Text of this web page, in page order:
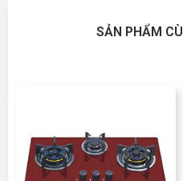
SẢN PHẨM